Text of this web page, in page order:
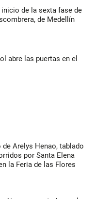
de la sexta fase de
de Medellín
abre las puertas en el
Arelys Henao, tablado
por Santa Elena
la Feria de las Flores